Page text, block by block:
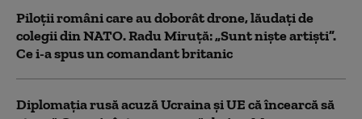
Piloții români care au doborât drone, lăudați de
colegii din NATO. Radu Miruță: „Sunt niște artiști”.
Ce i-a spus un comandant britanic
Diplomaţia rusă acuză Ucraina şi UE că încearcă să